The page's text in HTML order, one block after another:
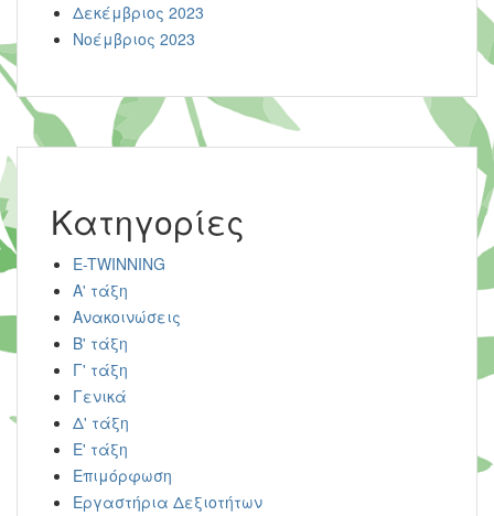
Δεκέμβριος 2023
Νοέμβριος 2023
Kατηγορίες
E-TWINNING
Α' τάξη
Ανακοινώσεις
Β' τάξη
Γ' τάξη
Γενικά
Δ' τάξη
Ε' τάξη
Επιμόρφωση
Εργαστήρια Δεξιοτήτων